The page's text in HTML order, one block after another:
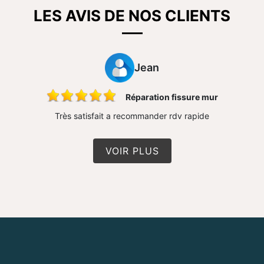
LES AVIS DE NOS CLIENTS
Jean
Réparation fissure mur
Très satisfait a recommander rdv rapide
VOIR PLUS